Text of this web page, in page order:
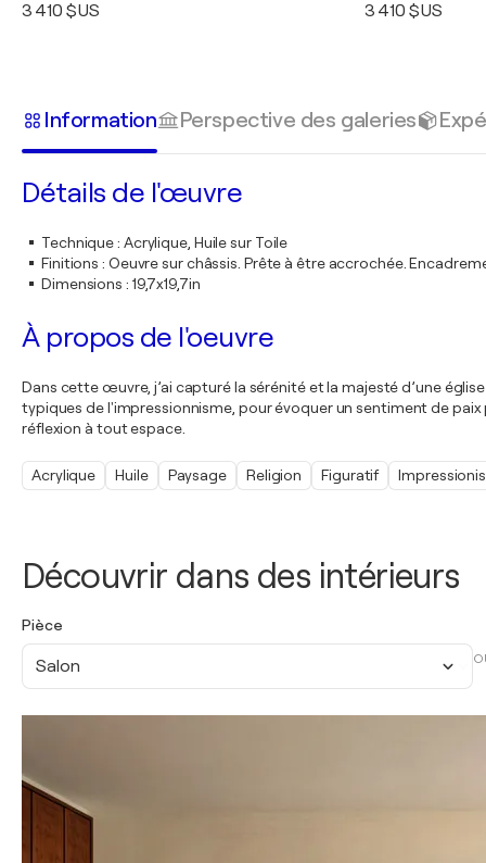
Découvrir dans des intérieurs
Pièce
Salon
3 410 $US 3 410 $US
Information Perspective des galeries
Détails de l'œuvre
Technique: Acrylique, Huile sur Toile
Finitions : Oeuvre sur châssis. Prête à être accrochée.
Dimensions : 19,7x19,7in
À propos de l'oeuvre
Dans cette œuvre, j’ai capturé la sérénité et la majesté d’une
typiques de l'impressionnisme, pour évoquer un sentiment de
réflexion à tout espace.
Acrylique Huile Paysage Religion Figuratif